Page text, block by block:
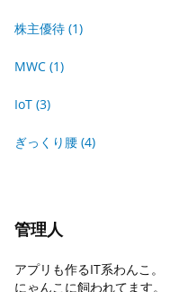
株主優待 (1)
MWC (1)
IoT (3)
ぎっくり腰 (4)
管理人
アプリも作るIT系わんこ。
にゃんこに飼われてます。